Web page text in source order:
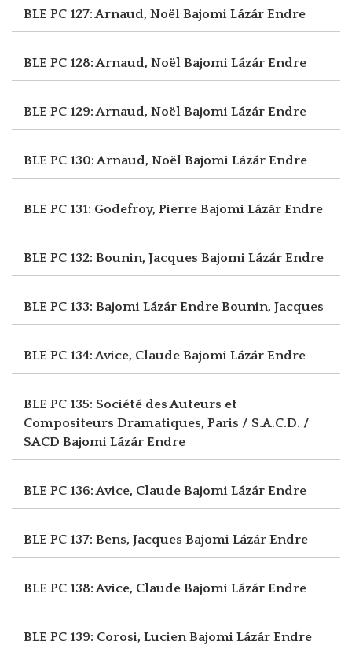
BLE PC 127: Arnaud, Noël Bajomi Lázár Endre
BLE PC 128: Arnaud, Noël Bajomi Lázár Endre
BLE PC 129: Arnaud, Noël Bajomi Lázár Endre
BLE PC 130: Arnaud, Noël Bajomi Lázár Endre
BLE PC 131: Godefroy, Pierre Bajomi Lázár Endre
BLE PC 132: Bounin, Jacques Bajomi Lázár Endre
BLE PC 133: Bajomi Lázár Endre Bounin, Jacques
BLE PC 134: Avice, Claude Bajomi Lázár Endre
BLE PC 135: Société des Auteurs et
Compositeurs Dramatiques, Paris / S.A.C.D. /
SACD Bajomi Lázár Endre
BLE PC 136: Avice, Claude Bajomi Lázár Endre
BLE PC 137: Bens, Jacques Bajomi Lázár Endre
BLE PC 138: Avice, Claude Bajomi Lázár Endre
BLE PC 139: Corosi, LucienBajomi Lázár Endre